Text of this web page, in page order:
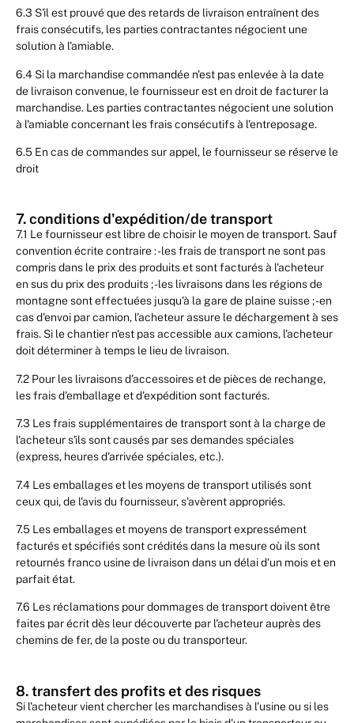
6.3 S'il est prouvé que des retards de livraison entraînent des
frais consécutifs, les parties contractantes négocient une
solution à l'amiable.
6.4 Si la marchandise commandée n'est pas enlevée à la date
de livraison convenue, le fournisseur est en droit de facturer la
marchandise. Les parties contractantes négocient une solution
à l'amiable concernant les frais consécutifs à l'entreposage.
6.5 En cas de commandes sur appel, le fournisseur se réserve le
droit
7. conditions d'expédition/de transport
7.1 Le fournisseur est libre de choisir le moyen de transport. Sauf
convention écrite contraire : - les frais de transport ne sont pas
compris dans le prix des produits et sont facturés à l'acheteur
en sus du prix des produits ; - les livraisons dans les régions de
montagne sont effectuées jusqu'à la gare de plaine suisse ; - en
cas d'envoi par camion, l'acheteur assure le déchargement à ses
frais. Si le chantier n'est pas accessible aux camions, l'acheteur
doit déterminer à temps le lieu de livraison.
7.2 Pour les livraisons d'accessoires et de pièces de rechange,
les frais d'emballage et d'expédition sont facturés.
7.3 Les frais supplémentaires de transport sont à la charge de
l'acheteur s'ils sont causés par ses demandes spéciales
(express, heures d'arrivée spéciales, etc.).
7.4 Les emballages et les moyens de transport utilisés sont
ceux qui, de l'avis du fournisseur, s'avèrent appropriés.
7.5 Les emballages et moyens de transport expressément
facturés et spécifiés sont crédités dans la mesure où ils sont
retournés franco usine de livraison dans un délai d'un mois et en
parfait état.
7.6 Les réclamations pour dommages de transport doivent être
faites par écrit dès leur découverte par l'acheteur auprès des
chemins de fer, de la poste ou du transporteur.
8. transfert des profits et des risques
Si l'acheteur vient chercher les marchandises à l'usine ou si les